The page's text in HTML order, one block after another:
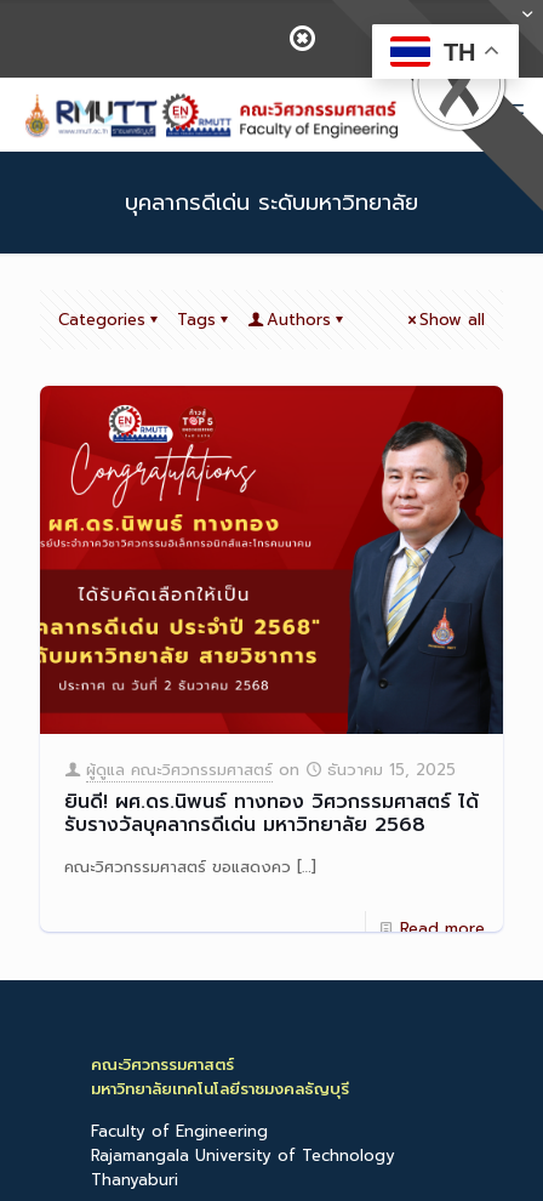
บุคลากรดีเด่น ระดับมหาวิทยาลัย
Categories Tags Authors Show all
ผู้ดูแล คณะวิศวกรรมศาสตร์ on ธันวาคม 15, 2025
ยินดี! ผศ.ดร.นิพนธ์ ทางทอง วิศวกรรมศาสตร์ ได้
รับรางวัลบุคลากรดีเด่น มหาวิทยาลัย 2568
คณะวิศวกรรมศาสตร์ ขอแสดงคว […]
Read more
คณะวิศวกรรมศาสตร์
มหาวิทยาลัยเทคโนโลยีราชมงคลธัญบุรี
Faculty of Engineering
Rajamangala University of Technology
Thanyaburi
TH